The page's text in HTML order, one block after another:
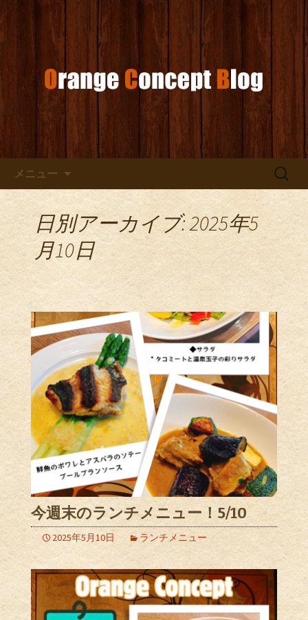
オレンジコンセプトブログ
お店からのお知らせ
メニュー
検
日別アーカイブ: 2025年5
月10日
今週末のランチメニュー！5/10
2025年5月10日 ランチメニュー